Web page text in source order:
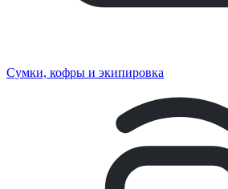
Сумки, кофры и экипировка